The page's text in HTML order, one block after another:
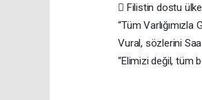
 Filistin dostu
“Tüm Varlığımızla
Vural, sözlerini
“Elimizi değil, tüm